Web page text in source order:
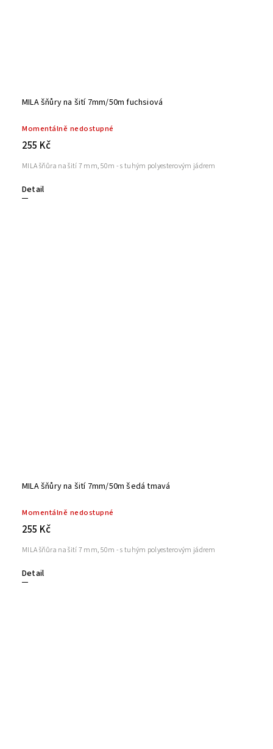
MILA šňůry na šití 7mm/50m fuchsiová
Momentálně nedostupné
255 Kč
Detail
MILA šňůra na šití 7 mm, 50m - s tuhým polyesterovým jádrem
MILA šňůry na šití 7mm/50m šedá tmavá
Momentálně nedostupné
255 Kč
Detail
MILA šňůra na šití 7 mm, 50m - s tuhým polyesterovým jádrem